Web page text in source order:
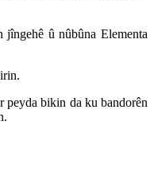
û nûbûna Elementa
peyda bikin da ku bandorên